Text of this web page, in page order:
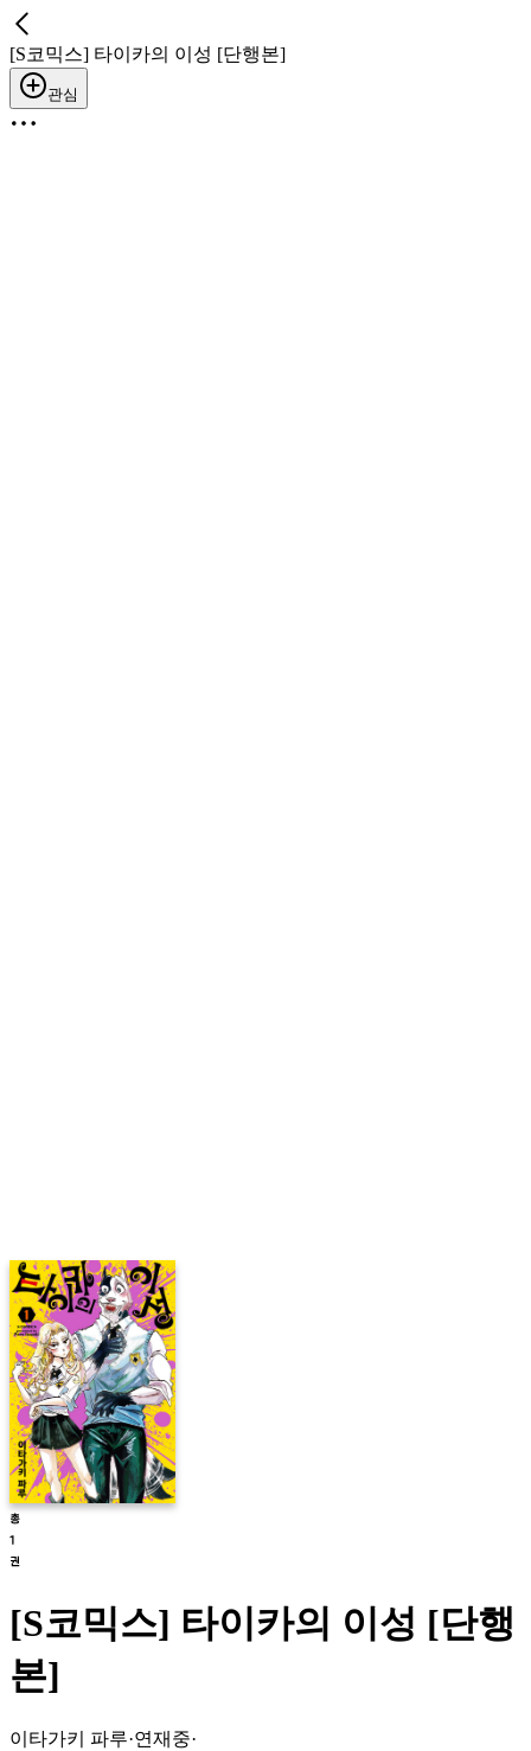
[S코믹스] 타이카의 이성 [단행본]
관심
[S코믹스] 타이카의 이성 [단행
본]
이타가키 파루·연재중·